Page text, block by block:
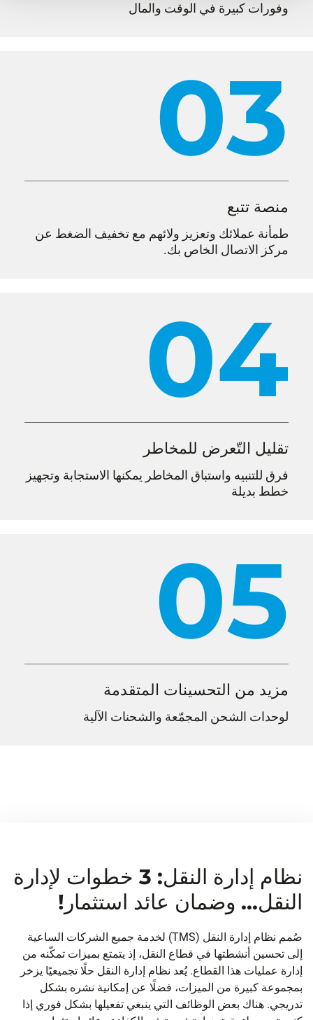
وفورات كبيرة في الوقت والمال
03
منصة تتبع
طمأنة عملائك وتعزيز ولائهم مع تخفيف الضغط عن
مركز الاتصال الخاص بك.
04
تقليل التّعرض للمخاطر
فرق للتنبيه واستباق المخاطر يمكنها الاستجابة وتجهيز
خطط بديلة
05
مزيد من التحسينات المتقدمة
لوحدات الشحن المجمّعة والشحنات الآلية
نظام إدارة النقل: 3 خطوات لإدارة
النقل... وضمان عائد استثمار!
صُمم نظام إدارة النقل (TMS) لخدمة جميع الشركات الساعية
إلى تحسين أنشطتها في قطاع النقل، إذ يتمتع بميزات تمكّنه من
إدارة عمليات هذا القطاع. يُعد نظام إدارة النقل حلًا تجميعيًا يزخر
بمجموعة كبيرة من الميزات، فضلًا عن إمكانية نشره بشكل
تدريجي. هناك بعض الوظائف التي ينبغي تفعيلها بشكل فوري إذا